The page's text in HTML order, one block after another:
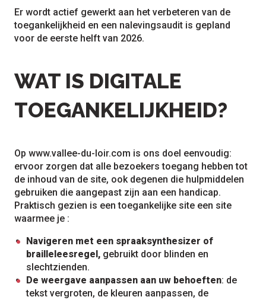
Er wordt actief gewerkt aan het verbeteren van de
toegankelijkheid en een nalevingsaudit is gepland
voor de eerste helft van 2026.
WAT IS DIGITALE
TOEGANKELIJKHEID?
Op www.vallee-du-loir.com is ons doel eenvoudig:
ervoor zorgen dat alle bezoekers toegang hebben tot
de inhoud van de site, ook degenen die hulpmiddelen
gebruiken die aangepast zijn aan een handicap.
Praktisch gezien is een toegankelijke site een site
waarmee je :
Navigeren met een spraaksynthesizer of
brailleleesregel, gebruikt door blinden en
slechtzienden.
De weergave aanpassen aan uw behoeften: de
tekst vergroten, de kleuren aanpassen, de